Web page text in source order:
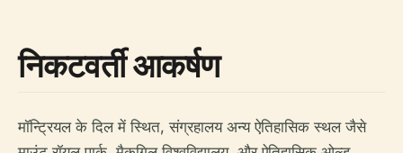
निकटवर्ती आकर्षण
मॉन्ट्रियल के दिल में स्थित, संग्रहालय अन्य ऐतिहासिक स्थल जैसे